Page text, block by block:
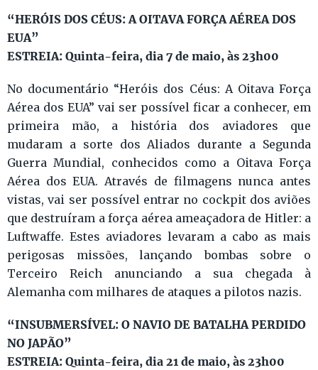
“HERÓIS DOS CÉUS: A OITAVA FORÇA AÉREA DOS
EUA”
ESTREIA: Quinta-feira, dia 7 de maio, às 23h00
No documentário “Heróis dos Céus: A Oitava Força
Aérea dos EUA” vai ser possível ficar a conhecer, em
primeira mão, a história dos aviadores que
mudaram a sorte dos Aliados durante a Segunda
Guerra Mundial, conhecidos como a Oitava Força
Aérea dos EUA. Através de filmagens nunca antes
vistas, vai ser possível entrar no cockpit dos aviões
que destruíram a força aérea ameaçadora de Hitler: a
Luftwaffe. Estes aviadores levaram a cabo as mais
perigosas missões, lançando bombas sobre o
Terceiro Reich anunciando a sua chegada à
Alemanha com milhares de ataques a pilotos nazis.
“INSUBMERSÍVEL: O NAVIO DE BATALHA PERDIDO
NO JAPÃO”
ESTREIA: Quinta-feira, dia 21 de maio, às 23h00